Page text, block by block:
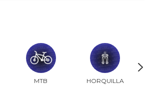
MTB HORQUILLA